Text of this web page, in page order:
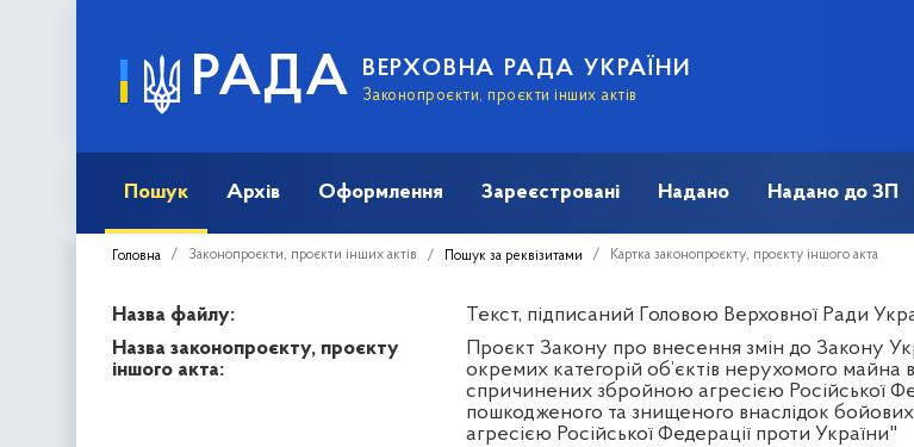
РАДА ВЕРХОВНА РАДА УКРАЇНИ
Законопроєкти, проєкти інших актів
Пошук Архів Оформлення Зареєстровані Надано Надано до ЗП
Головна Законопроєкти, проєкти інших актів Пошук за реквізитами Картка законопроєкту, проєкту іншого акта
Назва файлу:
Текст, підписаний Головою Верховної Ради
Назва законопроєкту, проєкту
іншого акта:
Проєкт Закону про внесення змін до Закону
окремих категорій об’єктів нерухомого майна
спричинених збройною агресією Російської
пошкодженого та знищеного внаслідок
агресією Російської Федерації проти України"